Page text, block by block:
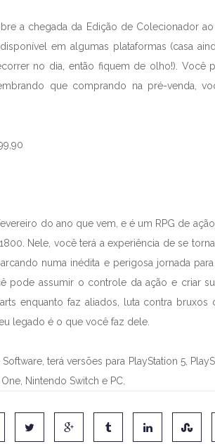
a chegada da Edição de Colecionador
em algumas plataformas (casa
no dia, então fiquem de olho!). Você
que comprando na pré-venda,
do ano que vem, e é um RPG de
Nele, você terá a experiência de se
numa inédita e perigosa jornada
pode assumir o controle da ação e criar
enquanto faz aliados, luta contra
legado é o que você faz dele.
terá versões para PlayStation 5,
Nintendo Switch e PC.